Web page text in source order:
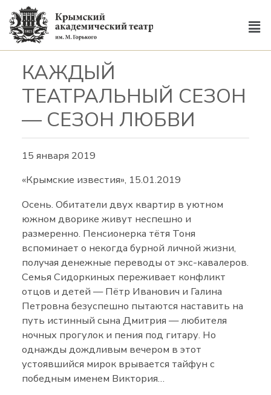
КАЖДЫЙ
ТЕАТРАЛЬНЫЙ СЕЗОН
— СЕЗОН ЛЮБВИ
15 января 2019
«Крымские известия», 15.01.2019
Осень. Обитатели двух квартир в уютном
южном дворике живут неспешно и
размеренно. Пенсионерка тётя Тоня
вспоминает о некогда бурной личной жизни,
получая денежные переводы от экс-кавалеров.
Семья Сидоркиных переживает конфликт
отцов и детей — Пётр Иванович и Галина
Петровна безуспешно пытаются наставить на
путь истинный сына Дмитрия — любителя
ночных прогулок и пения под гитару. Но
однажды дождливым вечером в этот
устоявшийся мирок врывается тайфун с
победным именем Виктория…